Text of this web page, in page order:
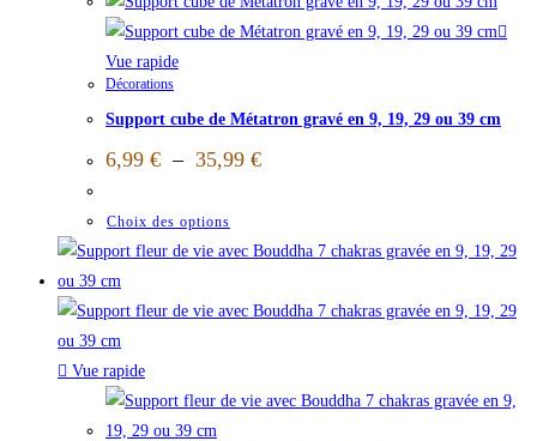
Vue rapide
Décorations
Support cube de Métatron gravé en 9, 19, 29 ou 39 cm
6,99 € – 35,99 €
Choix des options
Vue rapide